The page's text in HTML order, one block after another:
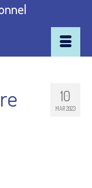
10
MAR 2023